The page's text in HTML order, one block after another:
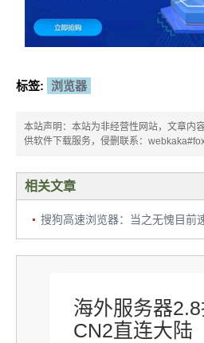
标签: 浏览器
本站声明：本站为非经营性网站，文章内
供软件下载服务，侵删联系：
相关文章
搜狗高速浏览器：当之无愧目前
海外服务器
CN2直连大陆